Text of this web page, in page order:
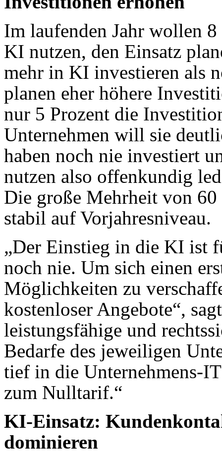
Im laufenden Jahr wollen
KI nutzen, den Einsatz
mehr in KI investieren als
planen eher höhere
nur 5 Prozent die
Unternehmen will sie
haben noch nie investiert
nutzen also offenkundig
Die große Mehrheit von
stabil auf Vorjahresniveau.
„Der Einstieg in die KI ist
noch nie. Um sich einen
Möglichkeiten zu
kostenloser Angebote“,
leistungsfähige und
Bedarfe des jeweiligen
tief in die Unternehmens-
zum Nulltarif.“
KI-Einsatz:
dominieren